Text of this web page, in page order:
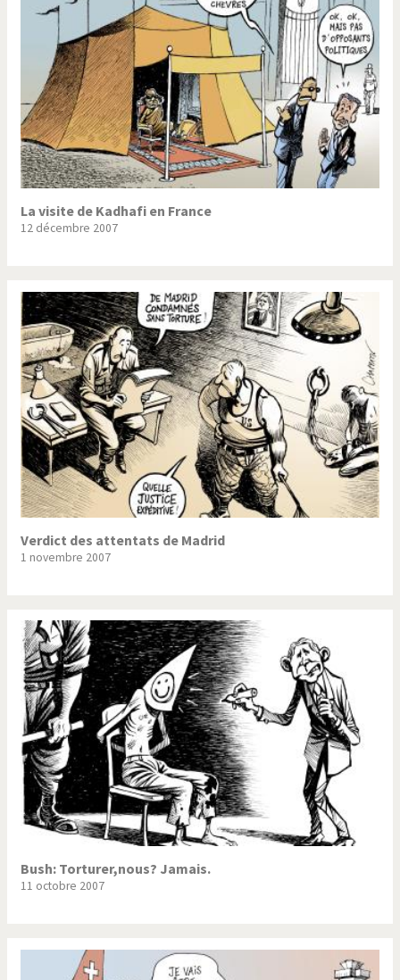
La visite de Kadhafi en France
12 décembre 2007
Verdict des attentats de Madrid
1 novembre 2007
Bush: Torturer,nous? Jamais.
11 octobre 2007